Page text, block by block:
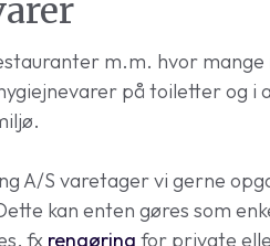
m.m. hvor
på toiletter og i
A/S varetager vi gerne
kan enten gøres som
fx rengøring for private